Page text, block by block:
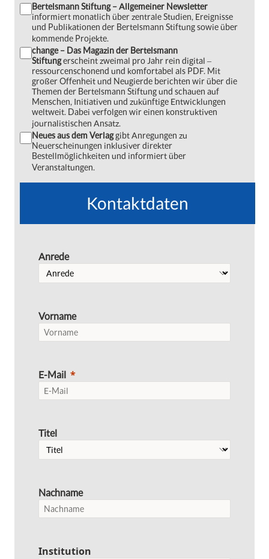
Bertelsmann Stiftung – Allgemeiner Newsletter
informiert monatlich über zentrale Studien, Ereignisse
und Publikationen der Bertelsmann Stiftung sowie über
kommende Projekte.
change – Das Magazin der Bertelsmann
Stiftungerscheint zweimal pro Jahr rein digital ‒
ressourcenschonend und komfortabel als PDF. Mit
großer Offenheit und Neugierde berichten wir über die
Themen der Bertelsmann Stiftung und schauen auf
Menschen, Initiativen und zukünftige Entwicklungen
weltweit. Dabei verfolgen wir einen konstruktiven
journalistischen Ansatz.
Neues aus dem Verlaggibt Anregungen zu
Neuerscheinungen inklusiver direkter
Bestellmöglichkeiten und informiert über
Veranstaltungen.
Kontaktdaten
Anrede
Vorname
E-Mail
Titel
Nachname
Institution